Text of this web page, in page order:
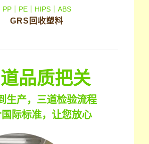
PP｜PE｜HIPS｜ABS
GRS回收塑料
品质把关
生产，三道检验流程
际标准，让您放心